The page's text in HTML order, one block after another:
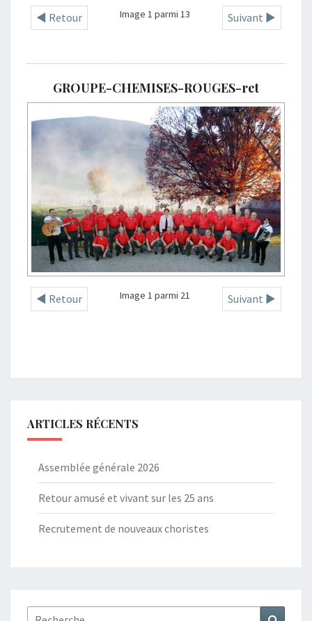
◄ Retour Suivant ►
Image 1 parmi 13
GROUPE-CHEMISES-ROUGES-ret
◄ Retour Suivant ►
Image 1 parmi 21
ARTICLES RÉCENTS
Assemblée générale 2026
Retour amusé et vivant sur les 25 ans
Recrutement de nouveaux choristes
Rechercher :